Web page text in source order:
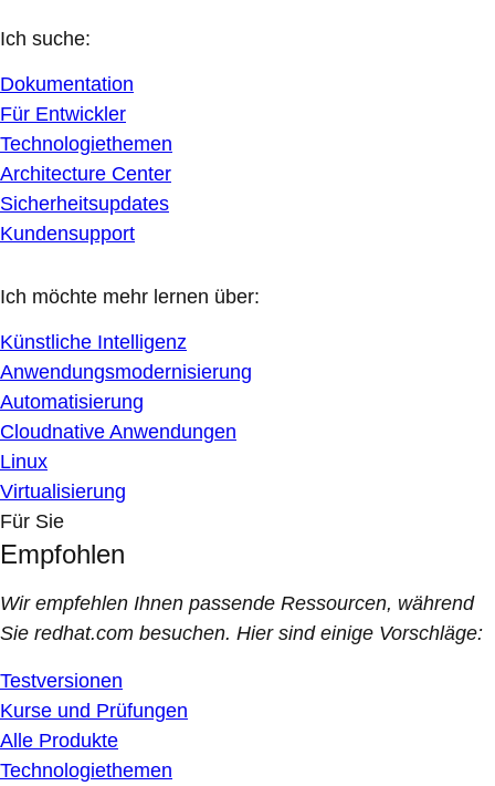
Ich suche:
Dokumentation
Für Entwickler
Technologiethemen
Architecture Center
Sicherheitsupdates
Kundensupport
Ich möchte mehr lernen über:
Künstliche Intelligenz
Anwendungsmodernisierung
Automatisierung
Cloudnative Anwendungen
Linux
Virtualisierung
Für Sie
Empfohlen
Wir empfehlen Ihnen passende Ressourcen, während
Sie redhat.com besuchen. Hier sind einige Vorschläge:
Testversionen
Kurse und Prüfungen
Alle Produkte
Technologiethemen